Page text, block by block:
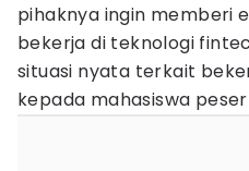
pihaknya ingin memberi
bekerja di teknologi
situasi nyata terkait
kepada mahasiswa